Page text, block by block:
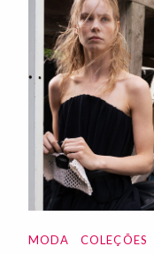
MODA COLEÇÕES